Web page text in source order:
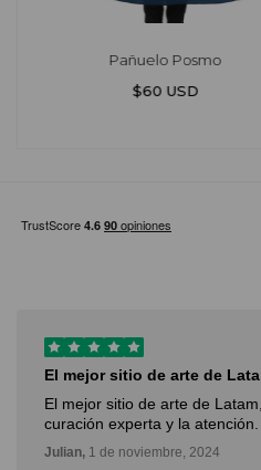
Pañuelo Posmo
$60 USD
El mejor sitio de arte de
El mejor sitio de arte de
curación experta y la atención.
Julian, 1 de noviembre, 2024